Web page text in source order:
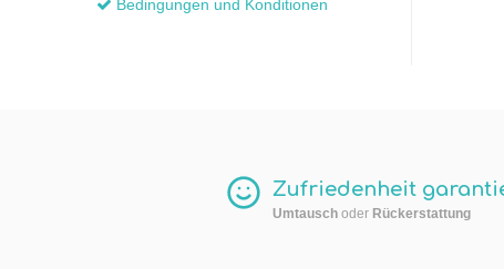
Bedingungen und Konditionen
Zufriedenheit
Umtauschoder Rückerstattung